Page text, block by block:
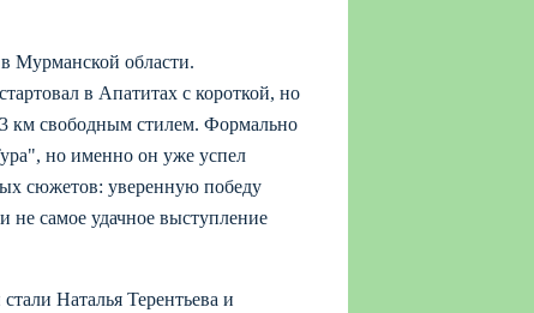
Мурманской области.
в Апатитах с короткой, но
км свободным стилем. Формально
но именно он уже успел
сюжетов: уверенную победу
не самое удачное выступление
Наталья Терентьева и